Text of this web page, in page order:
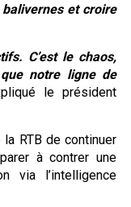
et croire
C’est le chaos,
notre ligne de
le président
RTB de continuer
à contrer une
via l’intelligence